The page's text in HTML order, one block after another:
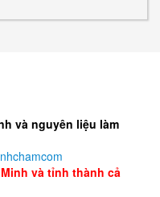
và nguyên liệu làm
và tỉnh thành cả